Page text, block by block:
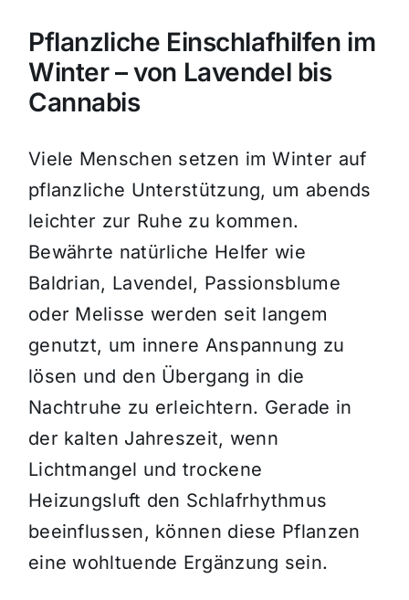
Pflanzliche Einschlafhilfen im
Winter – von Lavendel bis
Cannabis
Viele Menschen setzen im Winter auf
pflanzliche Unterstützung, um abends
leichter zur Ruhe zu kommen.
Bewährte natürliche Helfer wie
Baldrian, Lavendel, Passionsblume
oder Melisse werden seit langem
genutzt, um innere Anspannung zu
lösen und den Übergang in die
Nachtruhe zu erleichtern. Gerade in
der kalten Jahreszeit, wenn
Lichtmangel und trockene
Heizungsluft den Schlafrhythmus
beeinflussen, können diese Pflanzen
eine wohltuende Ergänzung sein.